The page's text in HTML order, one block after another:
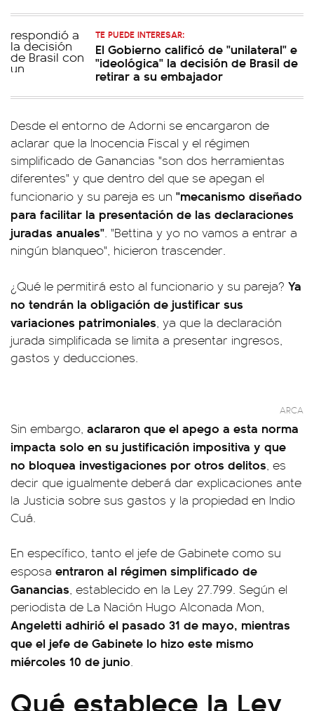
TE PUEDE INTERESAR:
El Gobierno calificó de "unilateral" e
"ideológica" la decisión de Brasil de
retirar a su embajador
Desde el entorno de Adorni se encargaron de
aclarar que la Inocencia Fiscal y el régimen
simplificado de Ganancias "son dos herramientas
diferentes" y que dentro del que se apegan el
funcionario y su pareja es un "mecanismo diseñado
para facilitar la presentación de las declaraciones
juradas anuales". "Bettina y yo no vamos a entrar a
ningún blanqueo", hicieron trascender.
¿Qué le permitirá esto al funcionario y su pareja? Ya
no tendrán la obligación de justificar sus
variaciones patrimoniales, ya que la declaración
jurada simplificada se limita a presentar ingresos,
gastos y deducciones.
ARCA
Sin embargo, aclararon que el apego a esta norma
impacta solo en su justificación impositiva y que
no bloquea investigaciones por otros delitos, es
decir que igualmente deberá dar explicaciones ante
la Justicia sobre sus gastos y la propiedad en Indio
Cuá.
En específico, tanto el jefe de Gabinete como su
esposa entraron al régimen simplificado de
Ganancias, establecido en la Ley 27.799. Según el
periodista de La Nación Hugo Alconada Mon,
Angeletti adhirió el pasado 31 de mayo, mientras
que el jefe de Gabinete lo hizo este mismo
miércoles 10 de junio.
Qué establece la Ley